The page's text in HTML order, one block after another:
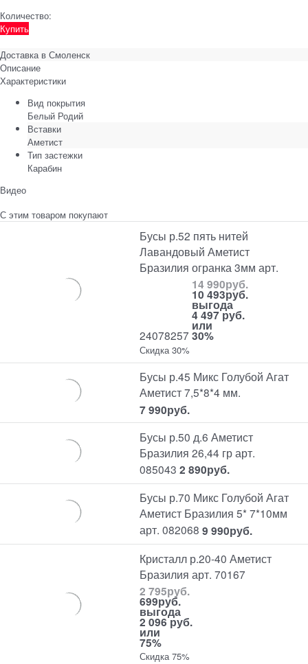
Количество:
Купить
Доставка в Смоленск
Описание
Характеристики
Вид покрытия
Белый Родий
Вставки
Аметист
Тип застежки
Карабин
Видео
С этим товаром покупают
Бусы р.52 пять нитей
Лавандовый Аметист
Бразилия огранка 3мм арт.
24078257
14 990руб.
10 493руб.
выгода
4 497 руб.
или
30%
Скидка 30%
Бусы р.45 Микс Голубой Агат
Аметист 7,5*8*4 мм.
7 990руб.
Бусы р.50 д.6 Аметист
Бразилия 26,44 гр арт.
085043 2 890руб.
Бусы р.70 Микс Голубой Агат
Аметист Бразилия 5* 7*10мм
арт. 082068 9 990руб.
Кристалл р.20-40 Аметист
Бразилия арт. 70167
2 795руб.
699руб.
выгода
2 096 руб.
или
75%
Скидка 75%